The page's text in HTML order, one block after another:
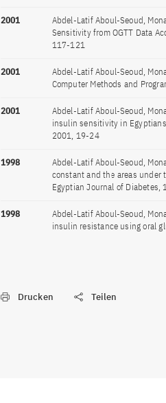
2001
Abdel-Latif Aboul-Seoud,
Sensitivity from OGTT Data
117-121
2001
Abdel-Latif Aboul-Seoud,
Computer Methods and
2001
Abdel-Latif Aboul-Seoud,
insulin sensitivity in
2001, 19-24
1998
Abdel-Latif Aboul-Seoud,
constant and the areas
Egyptian Journal of Diabetes,
1998
Abdel-Latif Aboul-Seoud,
insulin resistance using oral
Drucken Teilen